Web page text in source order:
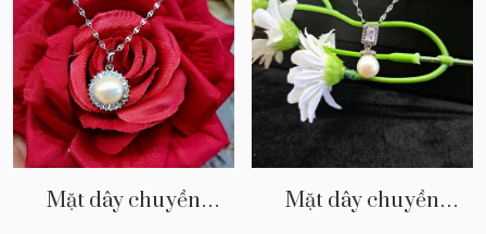
Mặt dây chuyền
Mặt dây chuyền